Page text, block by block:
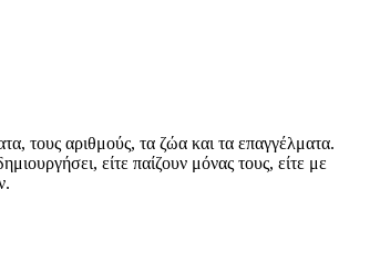
τους αριθμούς, τα ζώα και τα επαγγέλματα.
είτε παίζουν μόνας τους, είτε με